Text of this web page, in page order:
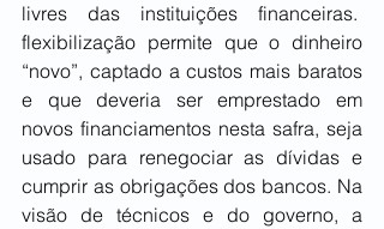
livres das instituições financeiras.
flexibilização permite que o dinheiro
“novo”, captado a custos mais baratos
e que deveria ser emprestado em
novos financiamentos nesta safra, seja
usado para renegociar as dívidas e
cumprir as obrigações dos bancos. Na
visão de técnicos e do governo, a